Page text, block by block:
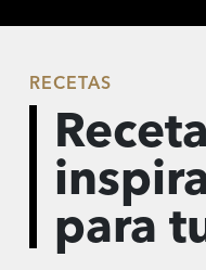
RECETAS
para